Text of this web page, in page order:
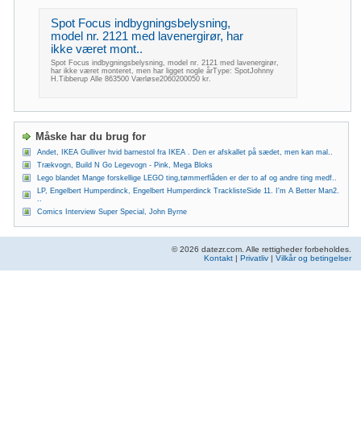
Spot Focus indbygningsbelysning,
model nr. 2121 med lavenergirør, har
ikke været mont..
Spot Focus indbygningsbelysning, model nr. 2121 med lavenergirør,
har ikke været monteret, men har ligget nogle årType: SpotJohnny
H.Tibberup Alle 863500 Værløse2060200050 kr.
Måske har du brug for
Andet, IKEA Gulliver hvid barnestol fra IKEA . Den er afskallet på sædet, men kan mal..
Trækvogn, Build N Go Legevogn - Pink, Mega Bloks
Lego blandet Mange forskellige LEGO ting,tømmerflåden er der to af og andre ting medf..
LP, Engelbert Humperdinck, Engelbert Humperdinck TracklisteSide 11. I'm A Better Man2.
..
Comics Interview Super Special, John Byrne
© 2026 datezr.com. Alle rettigheder forbeholdes.
Kontakt | Privatliv | Vilkår og betingelser